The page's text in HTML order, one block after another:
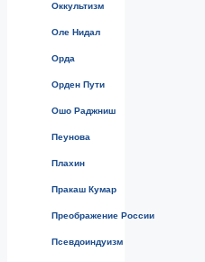
Оккультизм
Оле Нидал
Орда
Орден Пути
Ошо Раджниш
Пеунова
Плахин
Пракаш Кумар
Преображение России
Псевдоиндуизм